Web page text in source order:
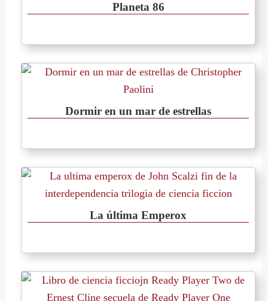
Planeta 86
Dormir en un mar de estrellas
La última Emperox